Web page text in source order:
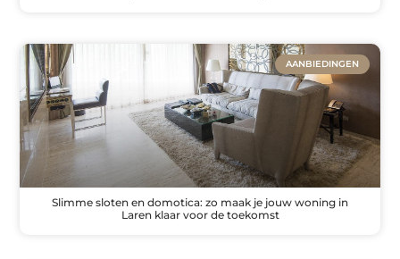
AANBIEDINGEN
Slimme sloten en domotica: zo maak je jouw woning in
Laren klaar voor de toekomst